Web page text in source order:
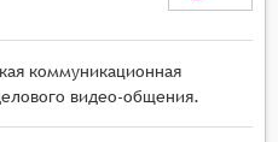
коммуникационная
видео-общения.